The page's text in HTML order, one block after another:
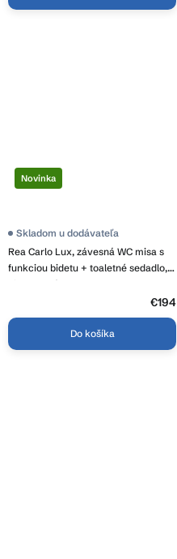
Novinka
Rea Carlo Lux, závesná WC misa s
funkciou bidetu + toaletné sedadlo,
biela lesklá, REA-C9701
Skladom u dodávateľa
€194
Do košíka